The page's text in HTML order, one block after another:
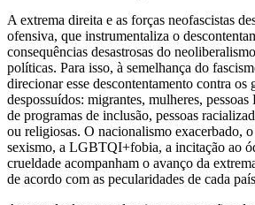
A extrema direita e as forças neofascistas
ofensiva, que instrumentaliza o
consequências desastrosas do
políticas. Para isso, à semelhança do
direcionar esse descontentamento contra os
despossuídos: migrantes, mulheres,
de programas de inclusão, pessoas
ou religiosas. O nacionalismo exacerbado,
sexismo, a LGBTQI+fobia, a incitação ao
crueldade acompanham o avanço da
de acordo com as pecularidades de cada